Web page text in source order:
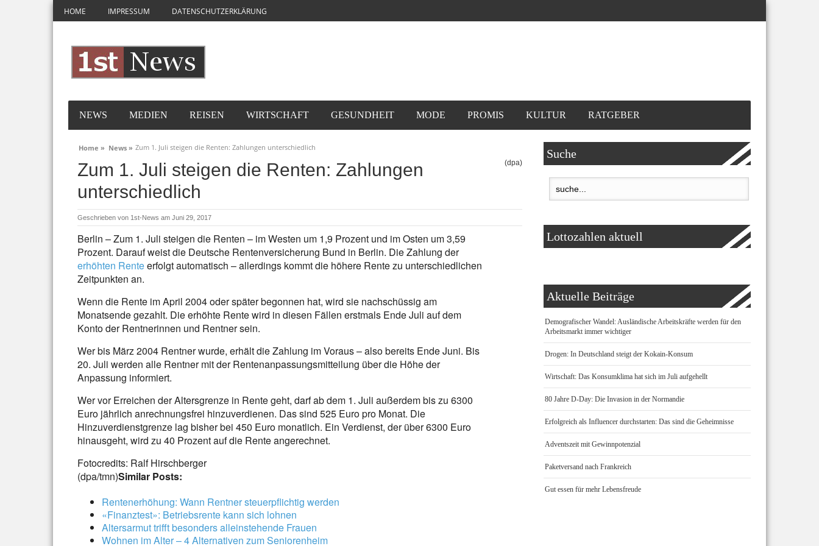
HOME IMPRESSUM DATENSCHUTZERKLÄRUNG
NEWS MEDIEN REISEN WIRTSCHAFT GESUNDHEIT MODE PROMIS KULTUR RATGEBER
Home » News » Zum 1. Juli steigen die Renten: Zahlungen unterschiedlich
Zum 1. Juli steigen die Renten: Zahlungen
unterschiedlich
(dpa)
Geschrieben von 1st-News am Juni 29, 2017
Berlin – Zum 1. Juli steigen die Renten – im Westen um 1,9 Prozent und im Osten um 3,59
Prozent. Darauf weist die Deutsche Rentenversicherung Bund in Berlin. Die Zahlung der
erhöhten Renteerfolgt automatisch – allerdings kommt die höhere Rente zu unterschiedlichen
Zeitpunkten an.
Wenn die Rente im April 2004 oder später begonnen hat, wird sie nachschüssig am
Monatsende gezahlt. Die erhöhte Rente wird in diesen Fällen erstmals Ende Juli auf dem
Konto der Rentnerinnen und Rentner sein.
Wer bis März 2004 Rentner wurde, erhält die Zahlung im Voraus – also bereits Ende Juni. Bis
20. Juli werden alle Rentner mit der Rentenanpassungsmitteilung über die Höhe der
Anpassung informiert.
Wer vor Erreichen der Altersgrenze in Rente geht, darf ab dem 1. Juli außerdem bis zu 6300
Euro jährlich anrechnungsfrei hinzuverdienen. Das sind 525 Euro pro Monat. Die
Hinzuverdienstgrenze lag bisher bei 450 Euro monatlich. Ein Verdienst, der über 6300 Euro
hinausgeht, wird zu 40 Prozent auf die Rente angerechnet.
Fotocredits: Ralf Hirschberger
(dpa/tmn)Similar Posts:
Rentenerhöhung: Wann Rentner steuerpflichtig werden
«Finanztest»: Betriebsrente kann sich lohnen
Altersarmut trifft besonders alleinstehende Frauen
Wohnen im Alter – 4 Alternativen zum Seniorenheim
Suche
Lottozahlen aktuell
Aktuelle Beiträge
Demografischer Wandel: Ausländische Arbeitskräfte werden für den
Arbeitsmarkt immer wichtiger
Drogen: In Deutschland steigt der Kokain-Konsum
Wirtschaft: Das Konsumklima hat sich im Juli aufgehellt
80 Jahre D-Day: Die Invasion in der Normandie
Erfolgreich als Influencer durchstarten: Das sind die Geheimnisse
Adventszeit mit Gewinnpotenzial
Paketversand nach Frankreich
Gut essen für mehr Lebensfreude